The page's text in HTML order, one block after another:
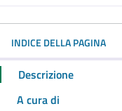
INDICE DELLA PAGINA
Descrizione
A cura di